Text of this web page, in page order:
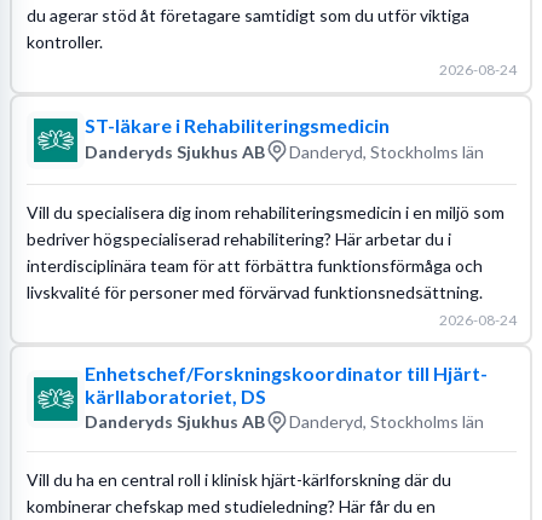
du agerar stöd åt företagare samtidigt som du utför viktiga
kontroller.
2026-08-24
ST-läkare i Rehabiliteringsmedicin
Danderyds Sjukhus AB Danderyd, Stockholms län
Vill du specialisera dig inom rehabiliteringsmedicin i en miljö som
bedriver högspecialiserad rehabilitering? Här arbetar du i
interdisciplinära team för att förbättra funktionsförmåga och
livskvalité för personer med förvärvad funktionsnedsättning.
2026-08-24
Enhetschef/Forskningskoordinator till Hjärt-
kärllaboratoriet, DS
Danderyds Sjukhus AB Danderyd, Stockholms län
Vill du ha en central roll i klinisk hjärt-kärlforskning där du
kombinerar chefskap med studieledning? Här får du en